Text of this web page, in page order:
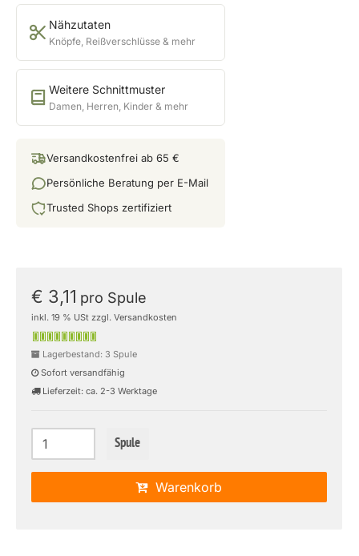
Nähzutaten
Knöpfe, Reißverschlüsse & mehr
Weitere Schnittmuster
Damen, Herren, Kinder & mehr
Versandkostenfrei ab 65 €
Persönliche Beratung per E-Mail
Trusted Shops zertifiziert
€ 3,11 pro Spule
inkl. 19 % USt zzgl. Versandkosten
Lagerbestand: 3 Spule
Sofort versandfähig
Lieferzeit: ca. 2-3 Werktage
Spule
Warenkorb